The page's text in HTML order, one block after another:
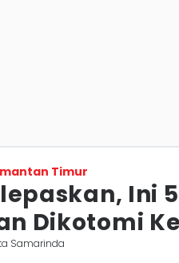
Timur
Ini
Dikotomi
Samarinda